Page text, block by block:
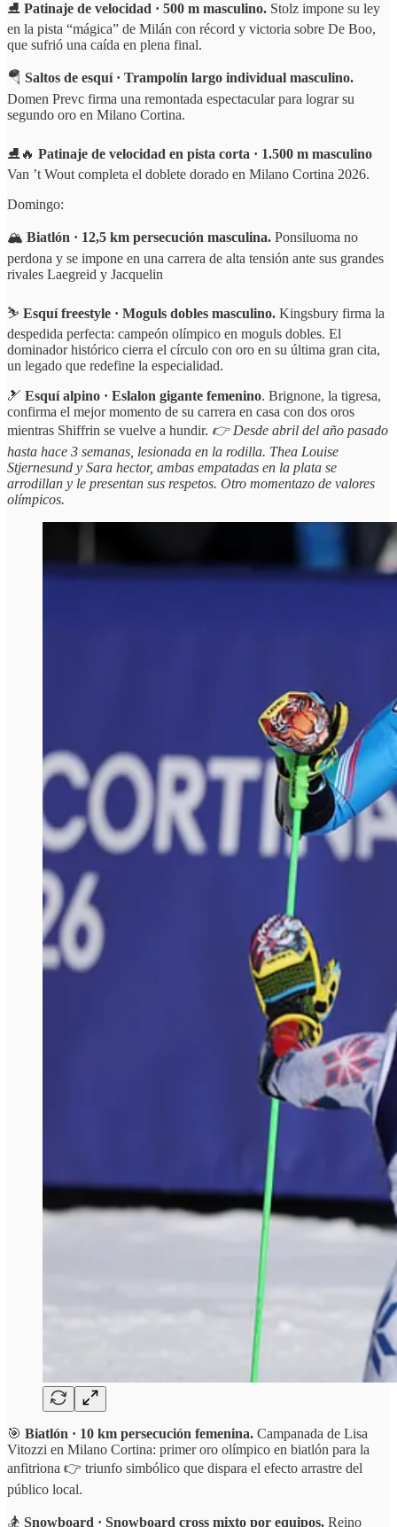
⛸️ Patinaje de velocidad · 500 m masculino. Stolz impone su ley
en la pista “mágica” de Milán con récord y victoria sobre De Boo,
que sufrió una caída en plena final.
🪂 Saltos de esquí · Trampolín largo individual masculino.
Domen Prevc firma una remontada espectacular para lograr su
segundo oro en Milano Cortina.
⛸️🔥 Patinaje de velocidad en pista corta · 1.500 m masculino
Van ’t Wout completa el doblete dorado en Milano Cortina 2026.
Domingo:
🏔️ Biatlón · 12,5 km persecución masculina. Ponsiluoma no
perdona y se impone en una carrera de alta tensión ante sus grandes
rivales Laegreid y Jacquelin
⛷️ Esquí freestyle · Moguls dobles masculino. Kingsbury firma la
despedida perfecta: campeón olímpico en moguls dobles. El
dominador histórico cierra el círculo con oro en su última gran cita,
un legado que redefine la especialidad.
🎿 Esquí alpino · Eslalon gigante femenino. Brignone, la tigresa,
confirma el mejor momento de su carrera en casa con dos oros
mientras Shiffrin se vuelve a hundir. 👉 Desde abril del año pasado
hasta hace 3 semanas, lesionada en la rodilla. Thea Louise
Stjernesund y Sara hector, ambas empatadas en la plata se
arrodillan y le presentan sus respetos. Otro momentazo de valores
olímpicos.
🎯 Biatlón · 10 km persecución femenina. Campanada de Lisa
Vitozzi en Milano Cortina: primer oro olímpico en biatlón para la
anfitriona 👉 triunfo simbólico que dispara el efecto arrastre del
público local.
🏂 Snowboard · Snowboard cross mixto por equipos. Reino